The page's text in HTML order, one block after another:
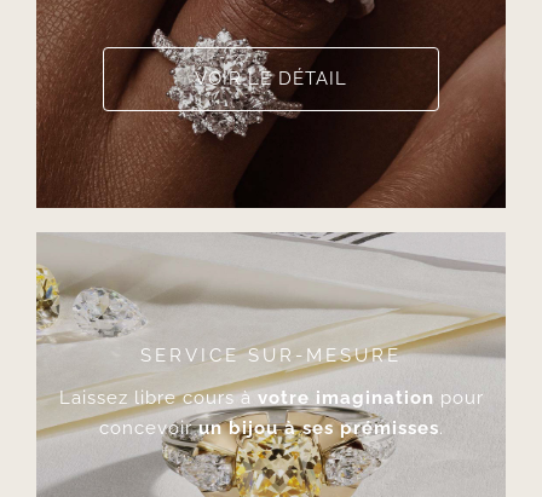
VOIR LE DÉTAIL
SERVICE SUR-MESURE
Laissez libre cours à votre imagination pour
concevoirun bijou à ses prémisses.